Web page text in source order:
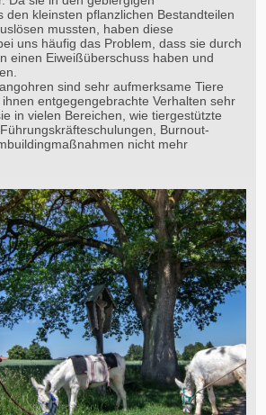
den kleinsten pflanzlichen Bestandteilen
mussten, haben diese
uns häufig das Problem, dass sie durch
einen Eiweißüberschuss haben und
sind sehr aufmerksame Tiere
entgegengebrachte Verhalten sehr
in vielen Bereichen, wie tiergestützte
Burnout-
nicht mehr